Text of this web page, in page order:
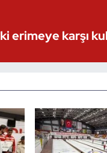
erimeye karşı